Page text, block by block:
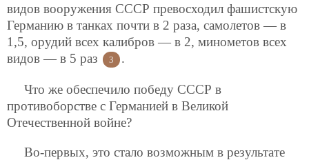
видов вооружения СССР превосходил фашистскую
Германию в танках почти в 2 раза, самолетов — в
1,5, орудий всех калибров — в 2, минометов всех
видов — в 5 раз
3 .
Что же обеспечило победу СССР в
противоборстве с Германией в Великой
Отечественной войне?
Во-первых, это стало возможным в результате